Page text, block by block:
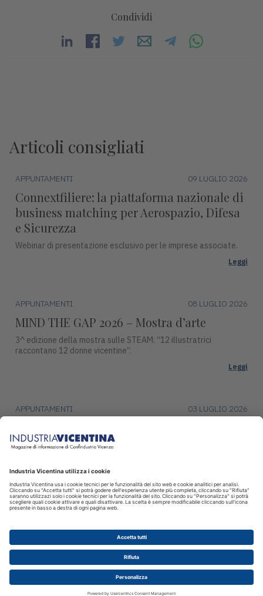
Condividi
Articoli consigliati
APPUNTAMENTI 09 LUGLIO 2026
Connextfiliere: la piattaforma nazionale di
business matching per Aerospazio, Difesa
e Sicurezza
Webinar di presentazione esclusivo per le imprese associate.
Leggi
APPUNTAMENTI 08 LUGLIO 2026
MIND THE GAP 2026 – Mostra d’arte
3^ edizione della mostra sulle STEAM: “12 illustratrici
raccontano 12 donne vicentine”.
Leggi
APPUNTAMENTI 03 LUGLIO 2026
Mercoledì 15 luglio, alle ore 17:30, Piazza Duomo ad Asiago
Premio Campiello.
Leggi
© 2026 INDUSTRIA VICENTINA - Editore I.P.I srl, Piazza Castello 3
Vicenza - CF e P.IVA 00341780245 - Reg. Trib. Vicenza 431 del
12.2.1982 - Dir. resp. Simone Sinico
Disclaimer
Cookie Privacy sito